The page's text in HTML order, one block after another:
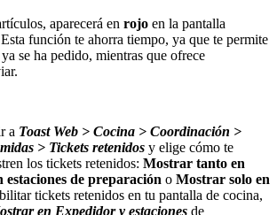
aparecerá en rojo en la pantalla
función te ahorra tiempo, ya que te permite
se ha pedido, mientras que ofrece
a Toast Web > Cocina > Coordinación >
> Tickets retenidos y elige cómo te
los tickets retenidos: Mostrar tanto en
de preparación o Mostrar solo en
tickets retenidos en tu pantalla de cocina,
en Expedidor y estaciones de